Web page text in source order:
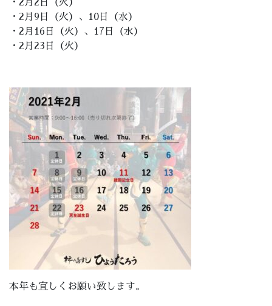
・2月2日（火）
・2月9日（火）、10日（水）
・2月16日（火）、17日（水）
・2月23日（火）
本年も宜しくお願い致します。